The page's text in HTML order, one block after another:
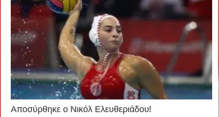
Αποσύρθηκε ο Νικόλ Ελευθεριάδου!